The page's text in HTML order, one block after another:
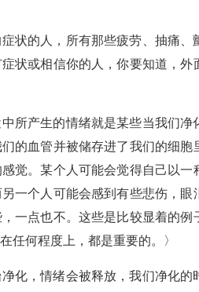
状的人，所有那些疲劳、抽痛
状或相信你的人，你要知道，
所产生的情绪就是某些当我们
的血管并被储存进了我们的细
觉。某个人可能会觉得自己以一
一个人可能会感到有些悲伤，
一点也不。这些是比较显着的
任何程度上，都是重要的。〉
化，情绪会被释放，我们净化